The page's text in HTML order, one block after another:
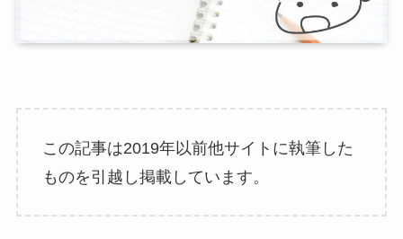
この記事は2019年以前他サイトに執筆した
ものを引越し掲載しています。